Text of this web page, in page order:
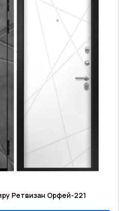
Ретвизан Орфей-221